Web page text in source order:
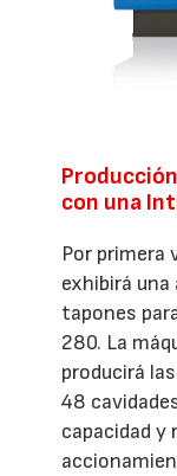
con una
Por primera
exhibirá
tapones
280. La
producirá
48
capacidad y